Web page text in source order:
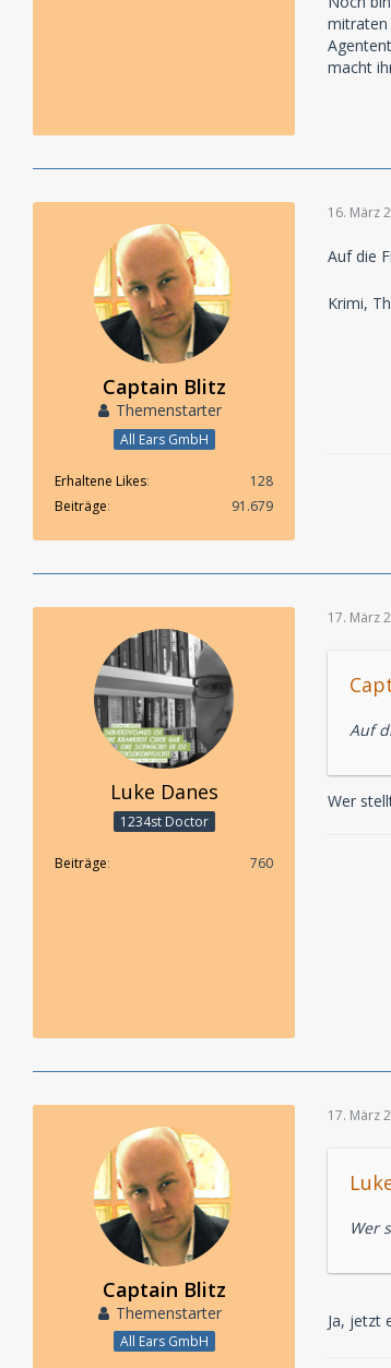
mitraten
macht
Captain Blitz
Themenstarter
All Ears GmbH
Erhaltene Likes
128
Beiträge
91.679
16. März
Auf die
Krimi,
Luke Danes
1234st Doctor
Beiträge 760
17. März
Auf
Wer
Captain Blitz
Themenstarter
All Ears GmbH
17. März
Wer
Ja, jetzt